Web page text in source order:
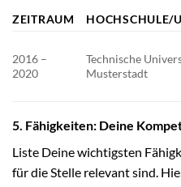
ZEITRAUM HOCHSCHULE/
2016 –
2020
Technische
Musterstadt
5. Fähigkeiten: Deine
Liste Deine wichtigsten
für die Stelle relevant sind.